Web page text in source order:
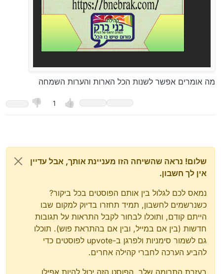
מה אומרים אפשר לשנות הכל הארות והערות השמחה
1
שלום! נראה שהשיחה הזו מעניינת אותך, אבל עדיין
אין לך חשבון.
נמאס לכם לגלול בין אותם הפוסטים בכל ביקור?
כשנרשמים לחשבון, תמיד תחזרו בדיוק למקום שבו
הייתם קודם, ותוכלו לבחור לקבל התראות על תגובות
חדשות (בין אם במייל, ובין אם בהתראת פוש). תוכלו
גם לשמור סימניות ולפרגן ב-upvote לפוסטים כדי
להביע הערכה לחברי קהילה אחרים.
בעזרת התרומה שלך, הפוסט הזה יכול להיות אפילו